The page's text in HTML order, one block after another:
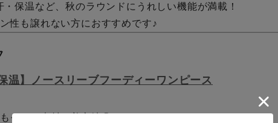
保温など、秋のラウンドにうれしい機能が満載！
性も譲れない方におすすめです♪
温】ノースリーブフーディーワンピース
っちり素材で着心地◎